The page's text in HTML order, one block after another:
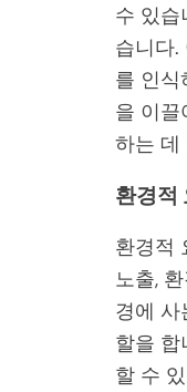
수 있습
습니다.
를 인
을 이끌
하는 데
환경적
환경적
노출,
경에 사
할을
할 수